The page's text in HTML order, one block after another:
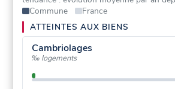
Commune
France
ATTEINTES AUX BIENS
Cambriolages
‰ logements